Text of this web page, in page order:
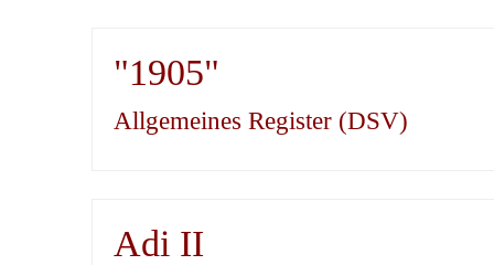
"1905"
Allgemeines Register (DSV)
Adi II